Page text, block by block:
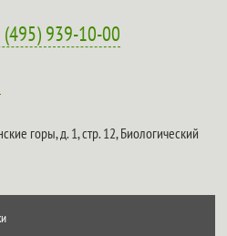
(495) 939-10-00
горы, д. 1, стр. 12,Биологический